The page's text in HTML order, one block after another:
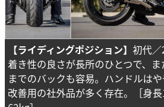
【ライディングポジション】 初代
着き性の良さが長所のひとつで、ま
までのバックも容易。ハンドルはや
改善用の社外品が多く存在。［身